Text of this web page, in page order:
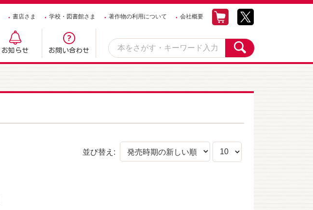
書店さま 学校・図書館さま 著作物の利用について 会社概要
お知らせ お問い合わせ
並び替え: